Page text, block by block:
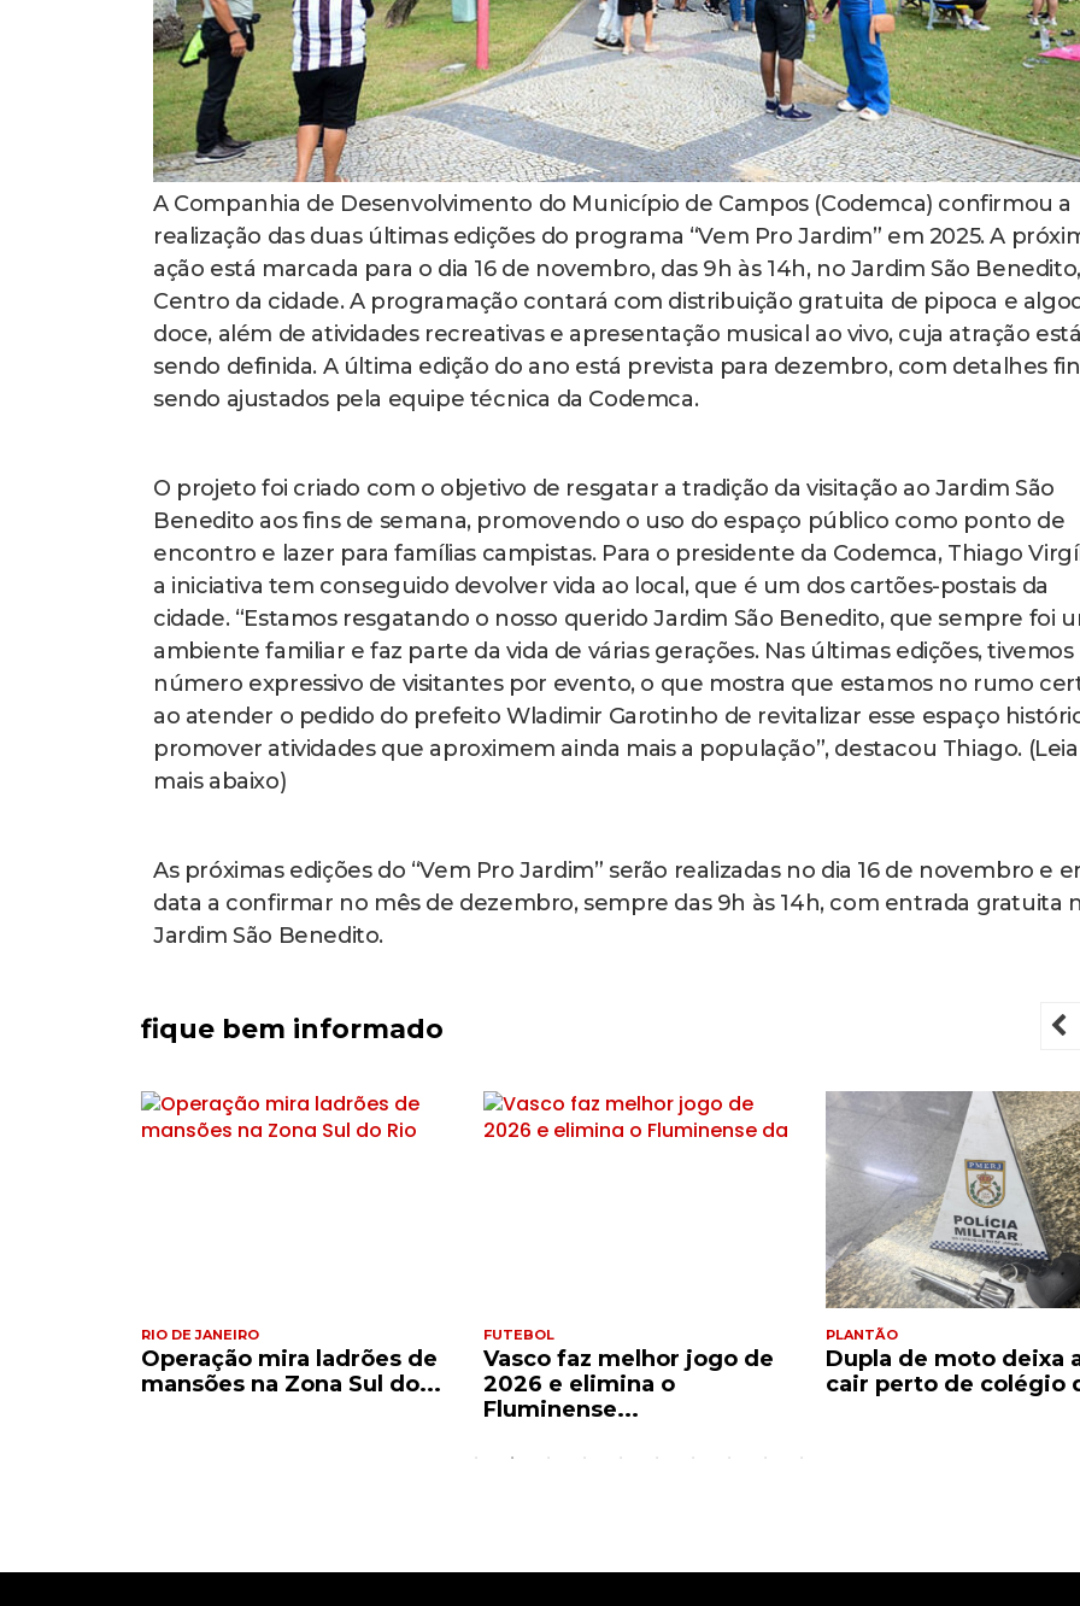
A Companhia de Desenvolvimento do Município de Campos (Codemca) confirmou a
realização das duas últimas edições do programa “Vem Pro Jardim” em 2025. A
ação está marcada para o dia 16 de novembro, das 9h às 14h, no Jardim São
Centro da cidade. A programação contará com distribuição gratuita de pipoca e
doce, além de atividades recreativas e apresentação musical ao vivo, cuja atração está
sendo definida. A última edição do ano está prevista para dezembro, com detalhes
sendo ajustados pela equipe técnica da Codemca.
O projeto foi criado com o objetivo de resgatar a tradição da visitação ao Jardim São
Benedito aos fins de semana, promovendo o uso do espaço público como ponto de
encontro e lazer para famílias campistas. Para o presidente da Codemca, Thiago
a iniciativa tem conseguido devolver vida ao local, que é um dos cartões-postais da
cidade. “Estamos resgatando o nosso querido Jardim São Benedito, que sempre foi
ambiente familiar e faz parte da vida de várias gerações. Nas últimas edições,
número expressivo de visitantes por evento, o que mostra que estamos no rumo
ao atender o pedido do prefeito Wladimir Garotinho de revitalizar esse espaço
promover atividades que aproximem ainda mais a população”, destacou Thiago. (Leia
mais abaixo)
As próximas edições do “Vem Pro Jardim” serão realizadas no dia 16 de novembro e
data a confirmar no mês de dezembro, sempre das 9h às 14h, com entrada gratuita
Jardim São Benedito.
fique bem informado
RIO DE JANEIRO
Operação mira ladrões de
mansões na Zona Sul do...
FUTEBOL
Vasco faz melhor jogo de
2026 e elimina o
Fluminense...
PLANTÃO
Dupla de moto deixa
cair perto de colégio